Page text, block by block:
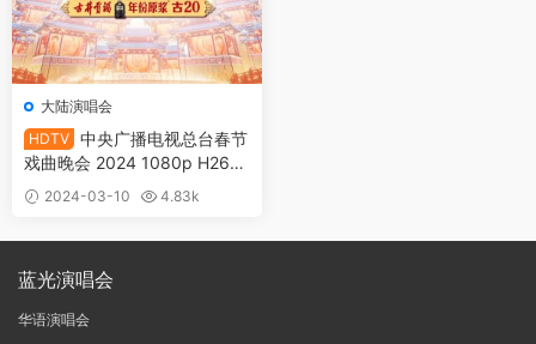
大陆演唱会
HDTV 中央广播电视总台春节
戏曲晚会 2024 1080p H264
[HDTV TS 5.12GB]
2024-03-10
4.83k
蓝光演唱会
华语演唱会